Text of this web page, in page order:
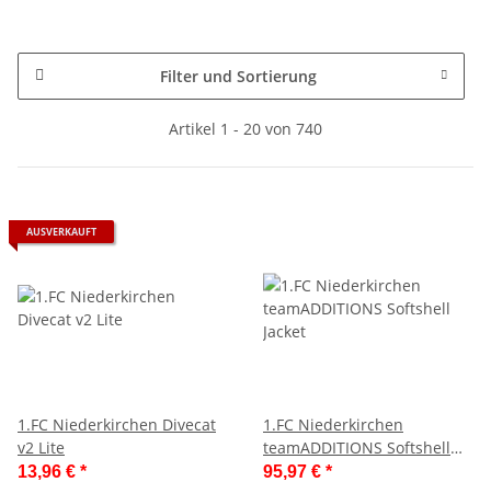
Filter und Sortierung
Artikel 1 - 20 von 740
AUSVERKAUFT
1.FC Niederkirchen Divecat
v2 Lite
13,96 € *
1.FC Niederkirchen
teamADDITIONS Softshell
Jacket
95,97 € *